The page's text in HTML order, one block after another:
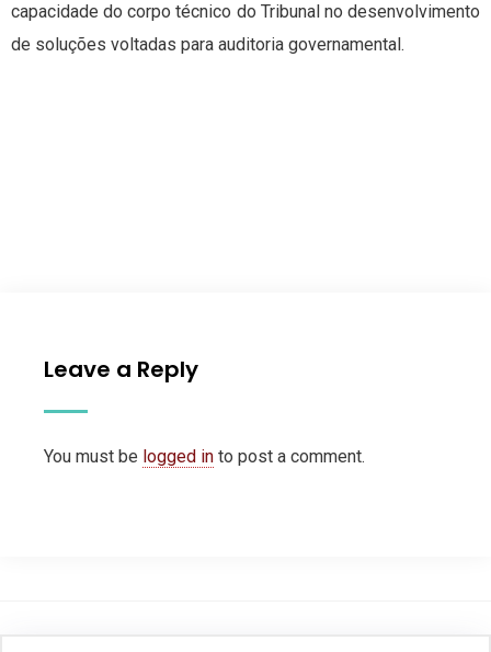
capacidade do corpo técnico do Tribunal no desenvolvimento
de soluções voltadas para auditoria governamental.
Leave a Reply
You must be logged in to post a comment.